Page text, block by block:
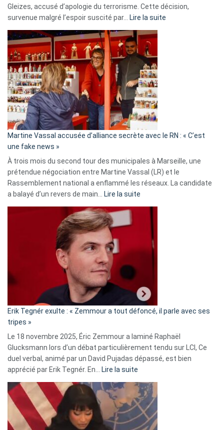
Gleizes, accusé d’apologie du terrorisme. Cette décision,
survenue malgré l’espoir suscité par… Lire la suite
Algérie
Martine Vassal accusée d’alliance secrète avec le RN : « C’est
une fake news »
À trois mois du second tour des municipales à Marseille, une
prétendue négociation entre Martine Vassal (LR) et le
Rassemblement national a enflammé les réseaux. La candidate
a balayé d’un revers de main… Lire la suite
d’alliance
secrète
«
C’est
fake
news
»
Erik Tegnér exulte : « Zemmour a tout défoncé, il parle avec ses
tripes »
Le 18 novembre 2025, Éric Zemmour a laminé Raphaël
Glucksmann lors d’un débat particulièrement tendu sur LCI, Ce
duel verbal, animé par un David Pujadas dépassé, est bien
apprécié par Erik Tegnér. En… Lire la suite
Tegnér
exulte
« Zemmour